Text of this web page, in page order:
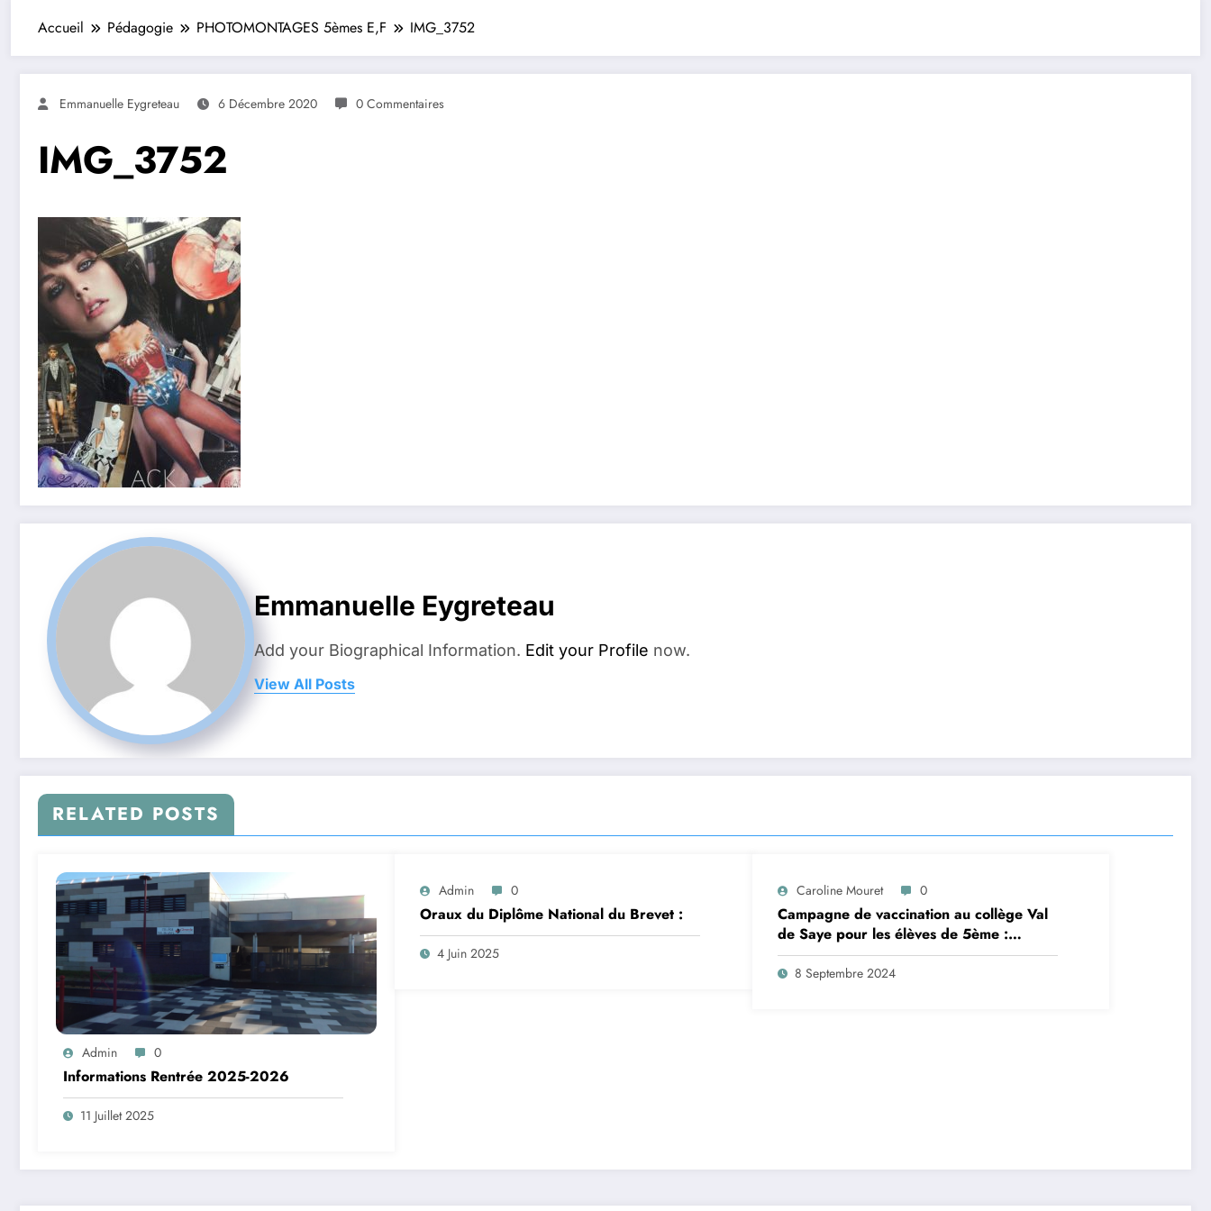
Accueil Pédagogie PHOTOMONTAGES 5èmes E,F IMG_3752
Emmanuelle Eygreteau 6 Décembre 2020 0 Commentaires
IMG_3752
Emmanuelle Eygreteau
Add your Biographical Information. Edit your Profile now.
View All Posts
RELATED POSTS
Admin 0
Informations Rentrée 2025-2026
11 Juillet 2025
Admin 0
Oraux du Diplôme National du Brevet :
4 Juin 2025
Caroline Mouret 0
Campagne de vaccination au collège Val
de Saye pour les élèves de 5ème :
inscription en ligne avant le 28
septembre 2024
8 Septembre 2024